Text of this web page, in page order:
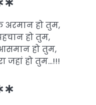
हो तुम,
हो तुम,
हो तुम,
जहां हो तुम…!!!